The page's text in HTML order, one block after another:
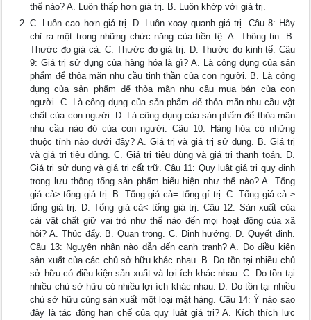
thế nào? A. Luôn thấp hơn giá trị. B. Luôn khớp với giá trị.
C. Luôn cao hơn giá trị. D. Luôn xoay quanh giá trị. Câu 8: Hãy
chỉ ra một trong những chức năng của tiền tệ. A. Thông tin. B.
Thước đo giá cả. C. Thước đo giá trị. D. Thước đo kinh tế. Câu
9: Giá trị sử dụng của hàng hóa là gì? A. Là công dụng của sản
phẩm để thỏa mãn nhu cầu tinh thần của con người. B. Là công
dụng của sản phẩm để thỏa mãn nhu cầu mua bán của con
người. C. Là công dụng của sản phẩm để thỏa mãn nhu cầu vật
chất của con người. D. Là công dụng của sản phẩm để thỏa mãn
nhu cầu nào đó của con người. Câu 10: Hàng hóa có những
thuộc tính nào dưới đây? A. Giá trị và giá trị sử dụng. B. Giá trị
và giá trị tiêu dùng. C. Giá trị tiêu dùng và giá trị thanh toán. D.
Giá trị sử dụng và giá trị cất trữ. Câu 11: Quy luật giá trị quy định
trong lưu thông tổng sản phẩm biểu hiện như thế nào? A. Tổng
giá cả> tổng giá trị. B. Tổng giá cả= tổng gí trị. C. Tổng giá cả ≥
tổng giá trị. D. Tổng giá cả< tổng giá trị. Câu 12: Sản xuất của
cải vật chất giữ vai trò như thế nào đến mọi hoạt động của xã
hội? A. Thúc đẩy. B. Quan trọng. C. Định hướng. D. Quyết định.
Câu 13: Nguyên nhân nào dẫn đến cạnh tranh? A. Do điều kiện
sản xuất của các chủ sở hữu khác nhau. B. Do tồn tại nhiều chủ
sở hữu có điều kiện sản xuất và lợi ích khác nhau. C. Do tồn tại
nhiều chủ sở hữu có nhiều lợi ích khác nhau. D. Do tồn tại nhiều
chủ sở hữu cùng sản xuất một loại mặt hàng. Câu 14: Ý nào sao
đậy là tác động hạn chế của quy luật giá trị? A. Kích thích lực